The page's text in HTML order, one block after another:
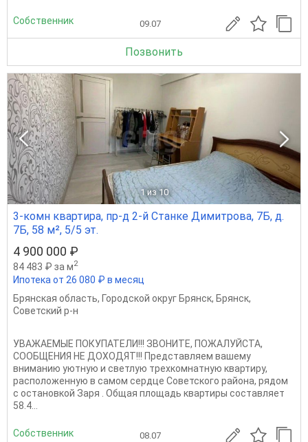
Собственник 09.07
Позвонить
1 из 10
3-комн квартира, пр-д 2-й Станке Димитрова, 7Б, д.
7Б, 58 м², 5/5 эт.
4 900 000 ₽
84 483 ₽ за м2
Ипотека от 26 080 ₽ в месяц
Брянская область, Городской округ Брянск, Брянск,
Советский р-н
УВАЖАЕМЫЕ ПОКУПАТЕЛИ!!! ЗВОНИТЕ, ПОЖАЛУЙСТА,
СООБЩЕНИЯ НЕ ДОХОДЯТ!!! Представляем вашему
вниманию уютную и светлую трехкомнатную квартиру,
расположенную в самом сердце Советского района, рядом
с остановкой Заря . Общая площадь квартиры составляет
58.4...
Собственник 08.07